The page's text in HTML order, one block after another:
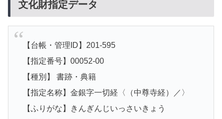
文化財指定データ
【台帳・管理ID】201-595
【指定番号】00052-00
【種別】 書跡・典籍
【指定名称】金銀字一切経〈（中尊寺経）／〉
【ふりがな】きんぎんじいっさいきょう